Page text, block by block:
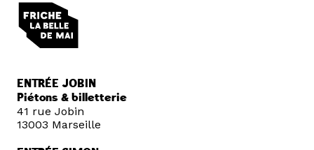
ENTRÉE JOBIN
Piétons & billetterie
41 rue Jobin
13003 Marseille